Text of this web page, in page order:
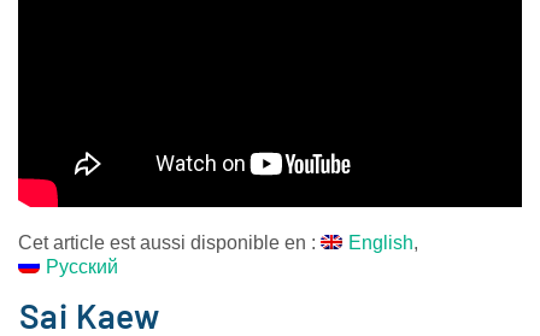
Cet article est aussi disponible en :
English
Русский
Sai Kaew